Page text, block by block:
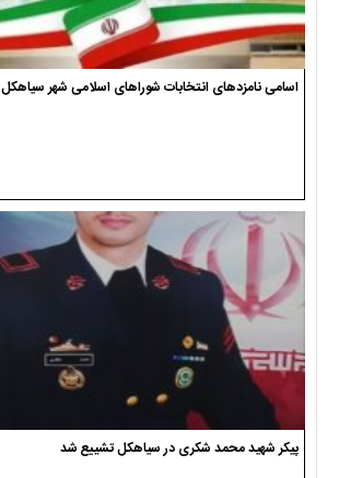
اسامی نامزدهای انتخابات شوراهای اسلامی شهر سیاهکل
پیکر شهید محمد شکری در سیاهکل تشییع شد